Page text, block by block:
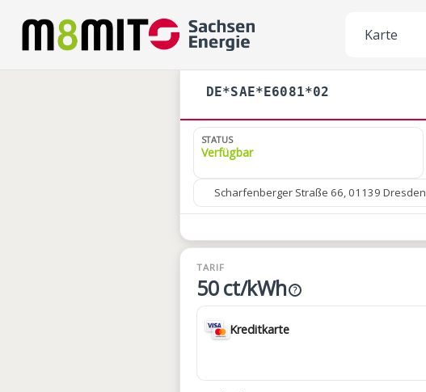
Karte
DE*SAE*E6081*02
STATUS
Verfügbar
Scharfenberger Straße 66, 01139 Dresden
TARIF
50 ct/kWh ?
Kreditkarte